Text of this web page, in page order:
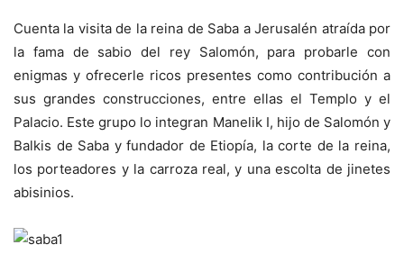
Cuenta la visita de la reina de Saba a Jerusalén atraída por
la fama de sabio del rey Salomón, para probarle con
enigmas y ofrecerle ricos presentes como contribución a
sus grandes construcciones, entre ellas el Templo y el
Palacio. Este grupo lo integran Manelik I, hijo de Salomón y
Balkis de Saba y fundador de Etiopía, la corte de la reina,
los porteadores y la carroza real, y una escolta de jinetes
abisinios.